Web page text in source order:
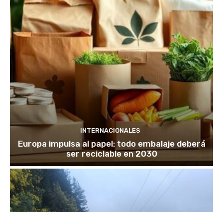
INTERNACIONALES
Europa impulsa al papel: todo embalaje deberá
ser reciclable en 2030